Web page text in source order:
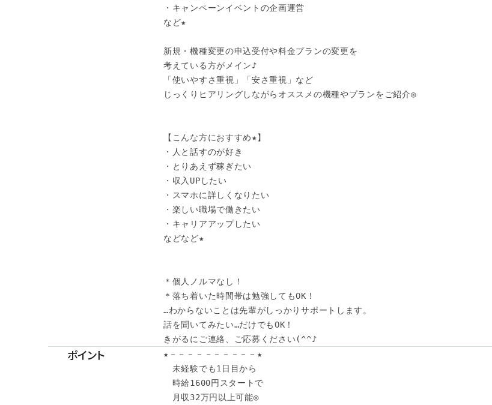
・キャンペーンイベントの企画運営
など★
新規・機種変更の申込受付や料金プランの変更を
考えている方がメイン♪
「使いやすさ重視」「安さ重視」など
じっくりヒアリングしながらオススメの機種やプランをご紹介◎
【こんな方におすすめ★】
・人と話すのが好き
・とりあえず稼ぎたい
・収入UPしたい
・スマホに詳しくなりたい
・楽しい職場で働きたい
・キャリアアップしたい
などなど★
＊個人ノルマなし！
＊落ち着いた時間帯は勉強してもOK！
…わからないことは先輩がしっかりサポートします。
話を聞いてみたい…だけでもOK！
きがるにご連絡、ご応募ください(^^♪
ポイント
★－－－－－－－－－－★
未経験でも1日目から
時給1600円スタートで
月収32万円以上可能◎